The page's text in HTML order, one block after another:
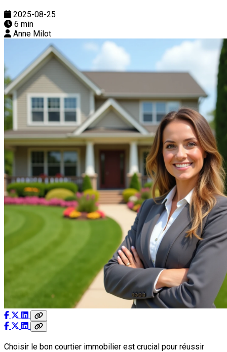
2025-08-25
6 min
Anne Milot
Choisir le bon courtier immobilier est crucial pour réussir